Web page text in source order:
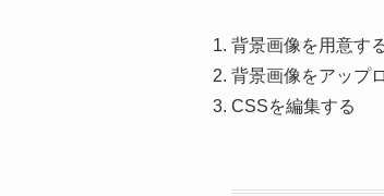
背景画像を用意す
背景画像をアップ
CSSを編集する